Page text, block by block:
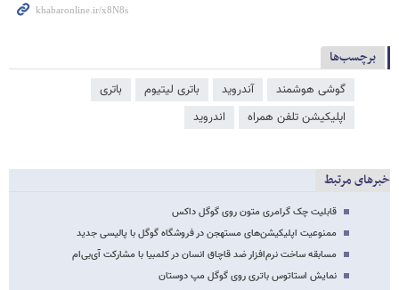
برچسب‌ها
گوشی هوشمند آندروید باتری لیتیوم
باتری
اپلیکیشن تلفن همراه
اندروید
خبرهای مرتبط
قابلیت چک گرامری متون روی گوگل داکس
ممنوعیت اپلیکیشن‌های مستهجن در فروشگاه گوگل با پالیسی جدید
مسابقه ساخت نرم‌افزار ضد قاچاق انسان در کلمبیا با مشارکت آی‌بی‌ام
نمایش استاتوس باتری روی گوگل مپ دوستان